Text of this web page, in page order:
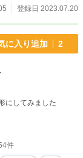
登録日 2023.07.20
に入り追加 2
にしてみました
件